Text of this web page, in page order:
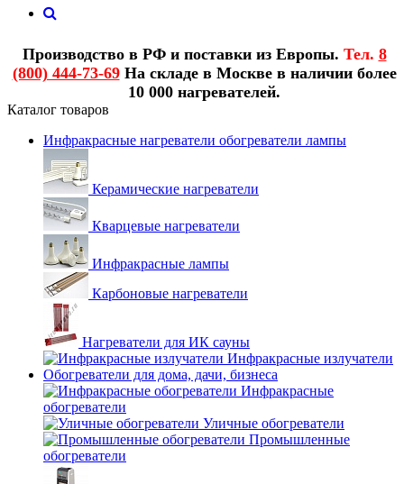
Производство в РФ и поставки из Европы. Тел. 8
(800) 444-73-69На складе в Москве в наличии более
10 000 нагревателей.
Каталог товаров
Инфракрасные нагреватели обогреватели лампы
Керамические нагреватели
Кварцевые нагреватели
Инфракрасные лампы
Карбоновые нагреватели
Нагреватели для ИК сауны
Инфракрасные излучатели
Обогреватели для дома, дачи, бизнеса
Инфракрасные
обогреватели
Уличные обогреватели
Промышленные
обогреватели